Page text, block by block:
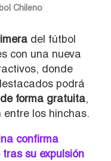
Chileno
del fútbol
con una nueva
donde
podrá
forma gratuita,
los hinchas.
confirma
su expulsión